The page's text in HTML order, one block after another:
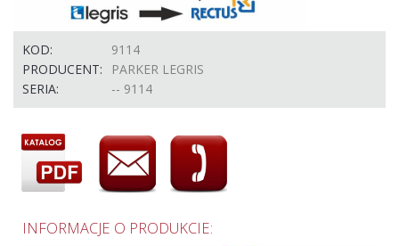
KOD:
9114
PRODUCENT:
PARKER LEGRIS
SERIA:
-- 9114
INFORMACJE O PRODUKCIE: